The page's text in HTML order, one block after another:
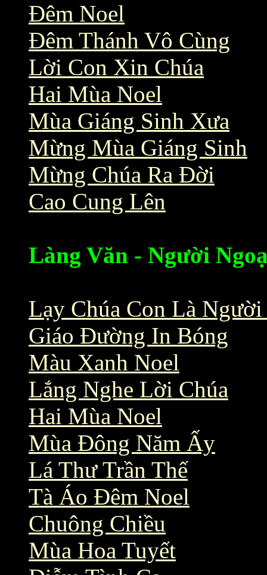
Đêm Noel
Đêm Thánh Vô Cùng
Lời Con Xin Chúa
Hai Mùa Noel
Mùa Giáng Sinh Xưa
Mừng Mùa Giáng Sinh
Mừng Chúa Ra Đời
Cao Cung Lên
Làng Văn - Người
Lạy Chúa Con Là
Giáo Đường In Bóng
Màu Xanh Noel
Lắng Nghe Lời Chúa
Hai Mùa Noel
Mùa Đông Năm Ấy
Lá Thư Trần Thế
Tà Áo Đêm Noel
Chuông Chiều
Mùa Hoa Tuyết